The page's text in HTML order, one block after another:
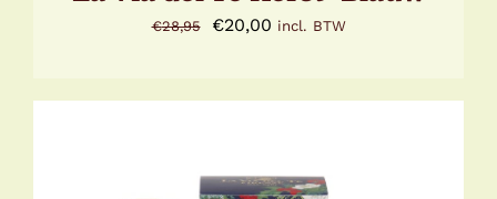
€28,95
Oorspronkelijke
€20,00Huidige
incl. BTW